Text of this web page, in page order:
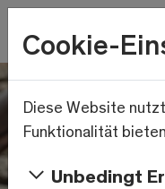
Skip to main
22.2°C
Wetter
Cookie-
Diese Website
Funktionalität
Unbedingt